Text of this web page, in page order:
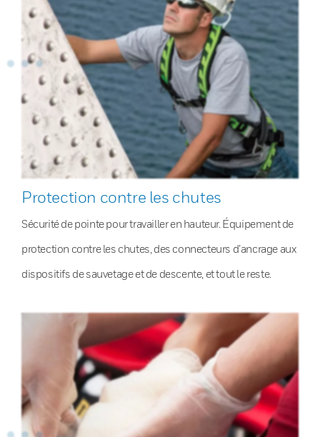
Protection contre les chutes
Sécurité de pointe pour travailler en hauteur. Équipement de
protection contre les chutes, des connecteurs d’ancrage aux
dispositifs de sauvetage et de descente, et tout le reste.